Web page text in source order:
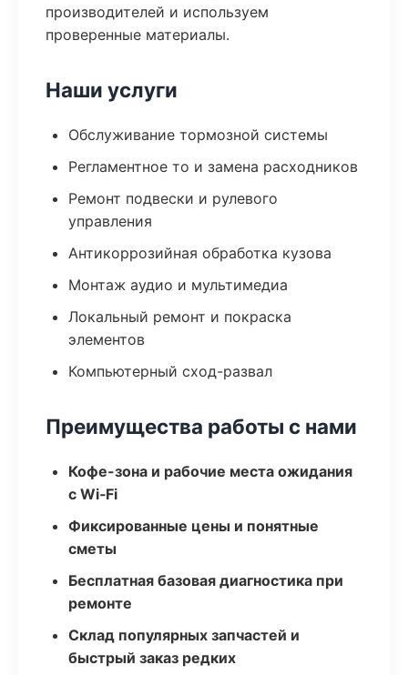
производителей и используем
проверенные материалы.
Наши услуги
Обслуживание тормозной системы
Регламентное то и замена расходников
Ремонт подвески и рулевого
управления
Антикоррозийная обработка кузова
Монтаж аудио и мультимедиа
Локальный ремонт и покраска
элементов
Компьютерный сход-развал
Преимущества работы с нами
Кофе-зона и рабочие места ожидания
с Wi‑Fi
Фиксированные цены и понятные
сметы
Бесплатная базовая диагностика при
ремонте
Склад популярных запчастей и
быстрый заказ редких